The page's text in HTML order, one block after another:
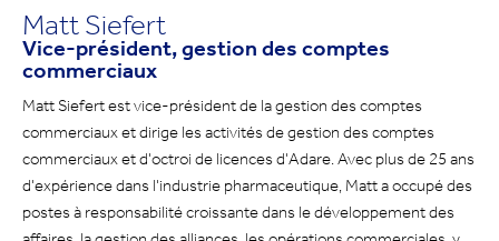
Matt Siefert
Vice-président, gestion des comptes
commerciaux
Matt Siefert est vice-président de la gestion des comptes
commerciaux et dirige les activités de gestion des comptes
commerciaux et d'octroi de licences d'Adare. Avec plus de 25 ans
d'expérience dans l'industrie pharmaceutique, Matt a occupé des
postes à responsabilité croissante dans le développement des